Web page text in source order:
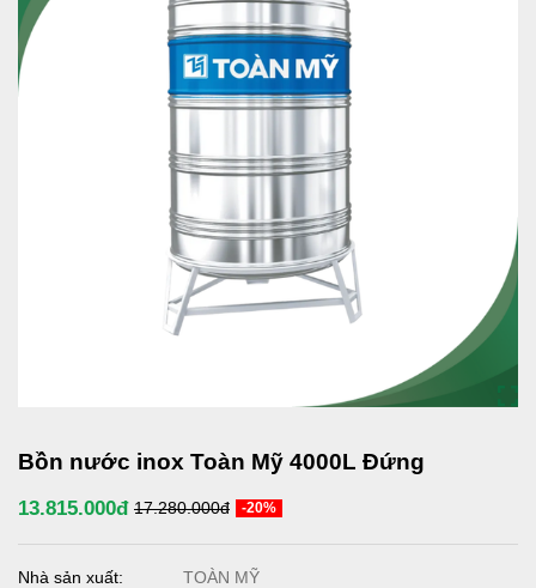
Bồn nước inox Toàn Mỹ 4000L Đứng
13.815.000đ 17.280.000đ -20%
Nhà sản xuất: TOÀN MỸ